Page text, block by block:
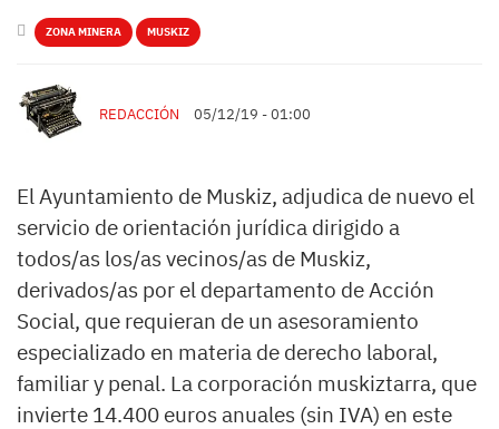
ZONA MINERA MUSKIZ
REDACCIÓN 05/12/19 - 01:00
El Ayuntamiento de Muskiz, adjudica de nuevo el
servicio de orientación jurídica dirigido a
todos/as los/as vecinos/as de Muskiz,
derivados/as por el departamento de Acción
Social, que requieran de un asesoramiento
especializado en materia de derecho laboral,
familiar y penal. La corporación muskiztarra, que
invierte 14.400 euros anuales (sin IVA) en este